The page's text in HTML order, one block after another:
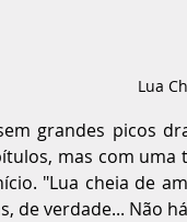
Lua
grandes picos
mas com
"Lua cheia de
de verdade... Não